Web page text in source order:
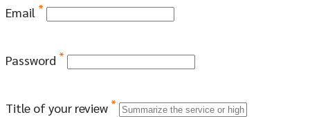
Email *
Password *
Title of your review *